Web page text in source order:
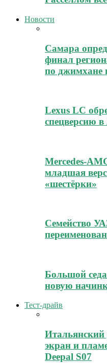
Новости
Самара
финал
по джимхане
Lexus LC
спецверсию
Mercedes-
младшая
«шестёрки»
Семейство
Большой
новую
Тест-драйв
экран и
Deepal S07